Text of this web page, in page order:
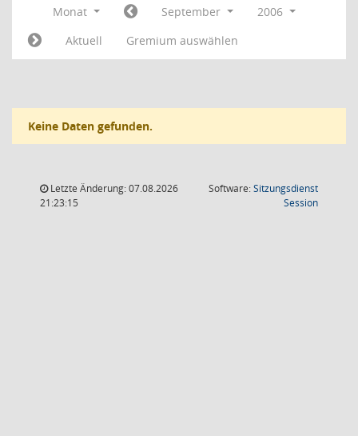
Monat September
2006
Aktuell
Gremium auswählen
Keine Daten gefunden.
Letzte Änderung: 07.08.2026
21:23:15
Software:Sitzungsdienst
Session(Wird in